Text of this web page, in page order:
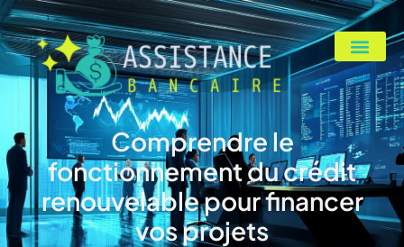
Comprendre le
fonctionnement du crédit
renouvelable pour financer
vos projets